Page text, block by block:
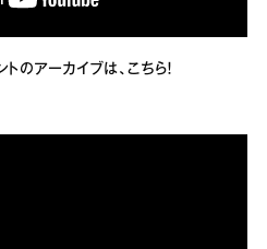
のアーカイブは、こちら！